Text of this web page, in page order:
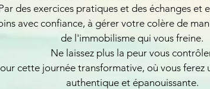
des exercices pratiques et des échanges et
avec confiance, à gérer votre colère de
de l'immobilisme qui vous freine.
Ne laissez plus la peur vous
cette journée transformative, où vous ferez
authentique et épanouissante.